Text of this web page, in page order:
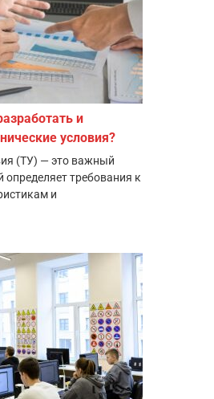
и
условия?
(ТУ) — это важный
требования к
и